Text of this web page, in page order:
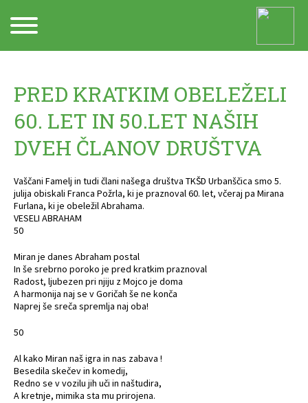
PRED KRATKIM OBELEŽELI
60. LET IN 50.LET NAŠIH
DVEH ČLANOV DRUŠTVA
Vaščani Famelj in tudi člani našega društva TKŠD Urbanščica smo 5.
julija obiskali Franca Požrla, ki je praznoval 60. let, včeraj pa Mirana
Furlana, ki je obeležil Abrahama.
VESELI ABRAHAM
50
Miran je danes Abraham postal
In še srebrno poroko je pred kratkim praznoval
Radost, ljubezen pri njiju z Mojco je doma
A harmonija naj se v Goričah še ne konča
Naprej še sreča spremlja naj oba!
50
Al kako Miran naš igra in nas zabava !
Besedila skečev in komedij,
Redno se v vozilu jih uči in naštudira,
A kretnje, mimika sta mu prirojena.